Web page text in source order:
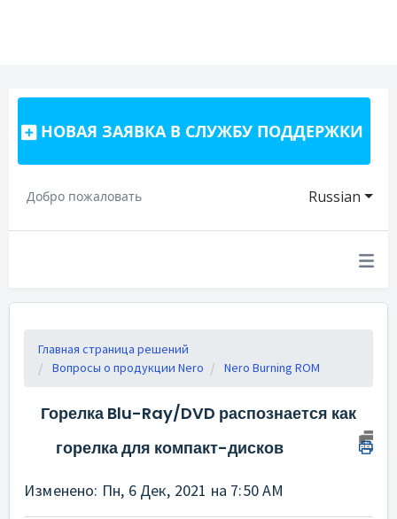
НОВАЯ ЗАЯВКА В СЛУЖБУ ПОДДЕРЖКИ
Russian
Добро пожаловать
Главная страница решений
Вопросы о продукции Nero
Nero Burning ROM
Горелка Blu-Ray/DVD распознается как
горелка для компакт-дисков
Изменено: Пн, 6 Дек, 2021 на 7:50 AM